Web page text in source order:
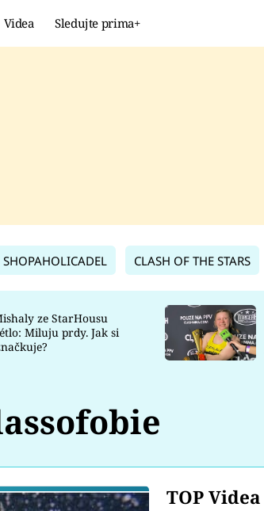
Videa Sledujte prima+
SHOPAHOLICADEL CLASH OF THE STARS
ze StarHousu
Miluju prdy. Jak si
TOP Videa